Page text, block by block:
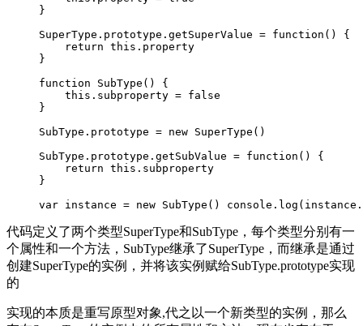
}
SuperType.prototype.getSuperValue = function() {
    return this.property
}
function SubType() {
    this.subproperty = false
}
SubType.prototype = new SuperType()
SubType.prototype.getSubValue = function() {
    return this.subproperty
}
var instance = new SubType()
代码定义了两个类型SuperType和SubType，每个类型分别有一
个属性和一个方法，SubType继承了SuperType，而继承是通过
创建SuperType的实例，并将该实例赋给SubType.prototype实现
的
实现的本质是重写原型对象,代之以一个新类型的实例，那么